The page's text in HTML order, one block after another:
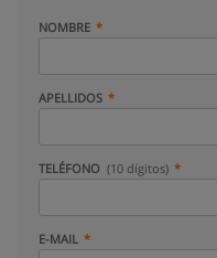
NOMBRE
APELLIDOS
TELÉFONO (10 dígitos)
E-MAIL